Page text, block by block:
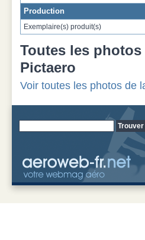
Production
Exemplaire(s) produit(s)
Toutes les
Pictaero
Voir toutes les photos de